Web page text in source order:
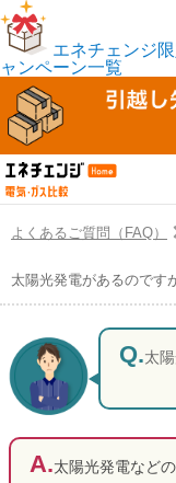
エネチェンジ
ャンペーン一覧
よくあるご質問（FAQ）
太陽光発電があるのです
太
太陽光発電など